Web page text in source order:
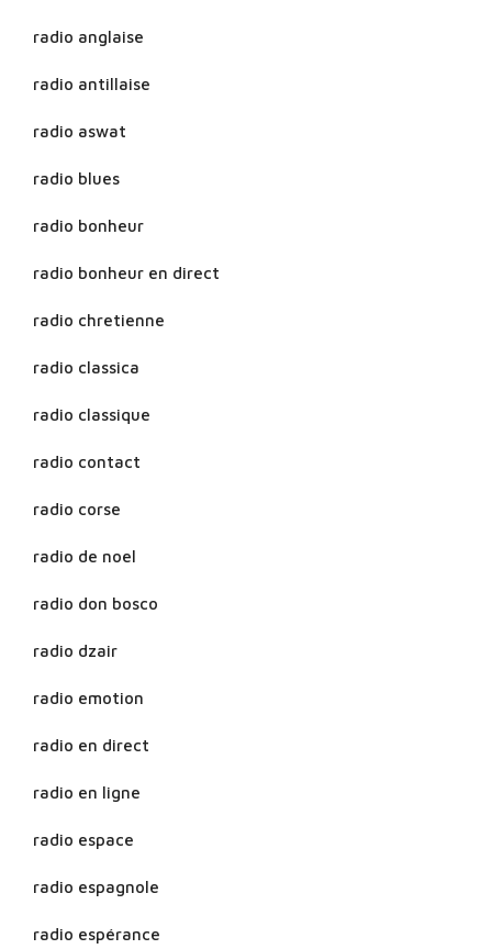
radio anglaise
radio antillaise
radio aswat
radio blues
radio bonheur
radio bonheur en direct
radio chretienne
radio classica
radio classique
radio contact
radio corse
radio de noel
radio don bosco
radio dzair
radio emotion
radio en direct
radio en ligne
radio espace
radio espagnole
radio espérance